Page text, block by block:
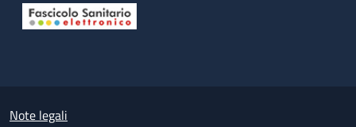
Small prints
Note legali